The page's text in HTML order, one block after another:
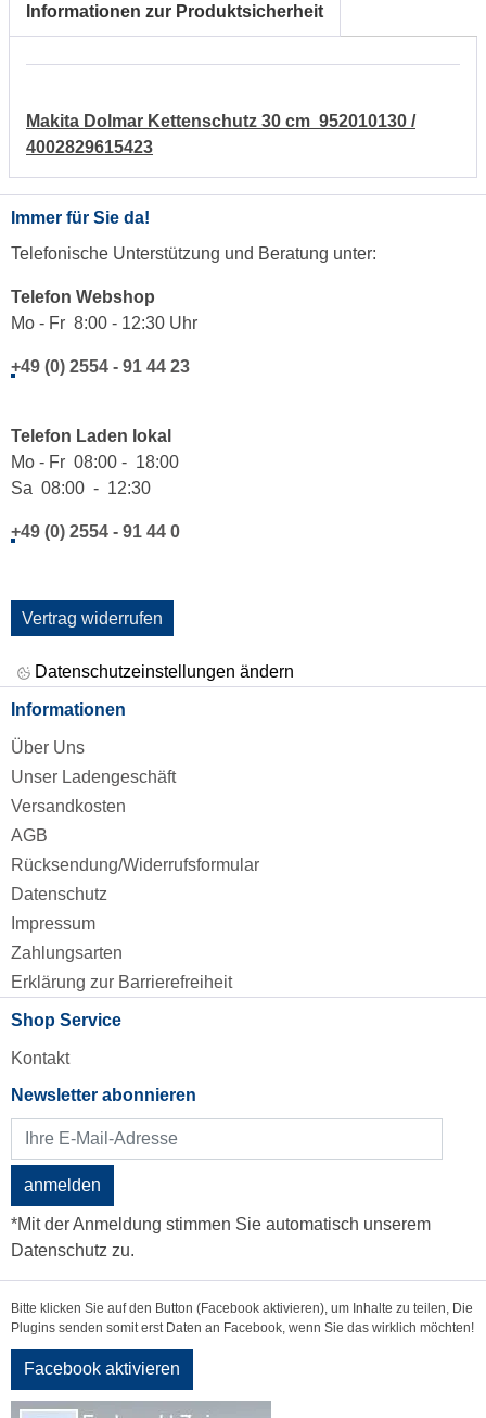
Informationen zur Produktsicherheit
Makita Dolmar Kettenschutz 30 cm 952010130 /
4002829615423
Immer für Sie da!
Telefonische Unterstützung und Beratung unter:
Telefon Webshop
Mo - Fr 8:00 - 12:30 Uhr
+49 (0) 2554 - 91 44 23
Telefon Laden lokal
Mo - Fr 08:00 - 18:00
Sa 08:00 - 12:30
+49 (0) 2554 - 91 44 0
Vertrag widerrufen
Datenschutzeinstellungen ändern
Informationen
Über Uns
Unser Ladengeschäft
Versandkosten
AGB
Rücksendung/Widerrufsformular
Datenschutz
Impressum
Zahlungsarten
Erklärung zur Barrierefreiheit
Shop Service
Kontakt
Newsletter abonnieren
anmelden
*Mit der Anmeldung stimmen Sie automatisch unserem
Datenschutz zu.
Bitte klicken Sie auf den Button (Facebook aktivieren), um Inhalte zu teilen, Die
Plugins senden somit erst Daten an Facebook, wenn Sie das wirklich möchten!
Facebook aktivieren